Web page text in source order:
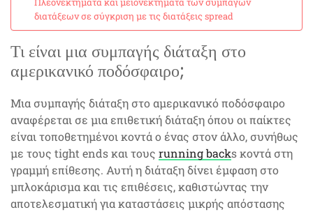
διατάξεων σε σύγκριση με τις διατάξεις spread
Τι είναι μια συμπαγής διάταξη στο
αμερικανικό ποδόσφαιρο;
Μια συμπαγής διάταξη στο αμερικανικό ποδόσφαιρο
αναφέρεται σε μια επιθετική διάταξη όπου οι παίκτες
είναι τοποθετημένοι κοντά ο ένας στον άλλο, συνήθως
με τους tight ends και τους running backs κοντά στη
γραμμή επίθεσης. Αυτή η διάταξη δίνει έμφαση στο
μπλοκάρισμα και τις επιθέσεις, καθιστώντας την
αποτελεσματική για καταστάσεις μικρής απόστασης